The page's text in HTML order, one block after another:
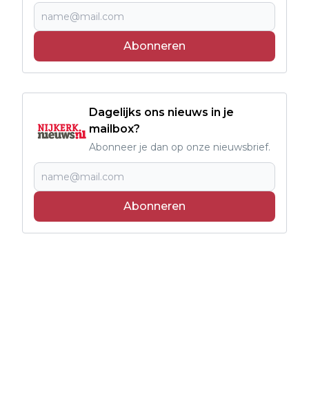
Abonneren
Dagelijks ons nieuws in je
mailbox?
Abonneer je dan op onze nieuwsbrief.
Abonneren